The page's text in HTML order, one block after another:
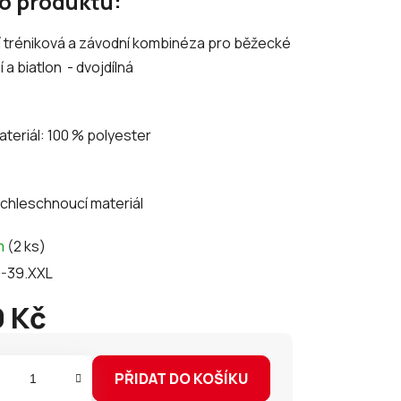
tréniková a závodní kombinéza pro běžecké
a biatlon - dvojdílná
100 % polyester
materiál
(2 ks)
39.XXL
Kč
PŘIDAT DO KOŠÍKU